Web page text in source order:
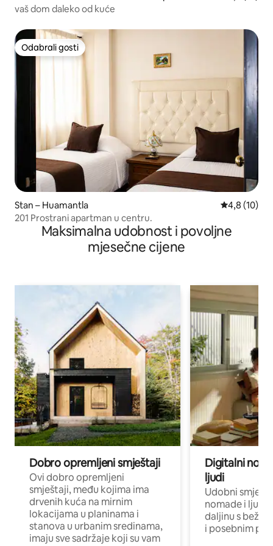
vaš dom daleko od kuće
Odabrali gosti
Odabrali gosti
Stan – Huamantla Prosječna
4,8 (10)
201 Prostrani apartman u centru.
Maksimalna udobnost i povoljne
mjesečne cijene
Dobro opremljeni smještaji
Ovi dobro opremljeni
smještaji, među kojima ima
drvenih kuća na mirnim
lokacijama u planinama i
stanova u urbanim sredinama,
imaju sve sadržaje koji su vam
Digitalni
ljudi
Udobni
nomade i ljude
daljinu s
i posebnim